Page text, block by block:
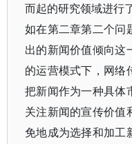
而起的研究领域进行
如在第二章第二个问
出的新闻价值倾向这
的运营模式下，网络
把新闻作为一种具体
关注新闻的宣传价值
免地成为选择和加工